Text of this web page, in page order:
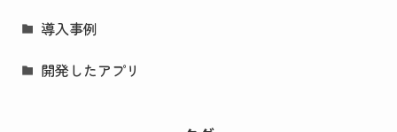
導入事例
開発したアプリ